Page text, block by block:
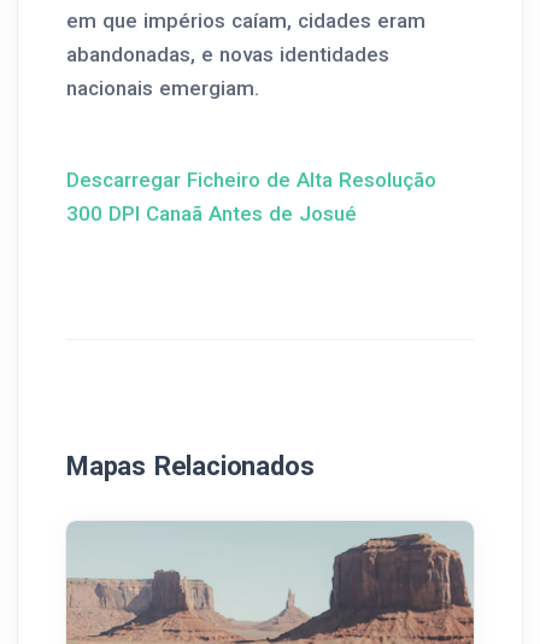
em que impérios caíam, cidades eram
abandonadas, e novas identidades
nacionais emergiam.
Descarregar Ficheiro de Alta Resolução
300 DPI Canaã Antes de Josué
Mapas Relacionados